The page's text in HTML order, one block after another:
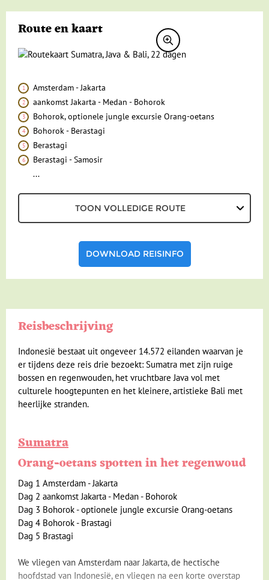
VERTREKDATA/PRIJS
REVIEWS
Accommodatie
Excursies
Maaltijden
Gezondheid
Klimaat en geografie
Reisbegeleiding en gidsen
FAQ
FOTO'S EN VIDEO
Route en kaart
Amsterdam - Jakarta
aankomst Jakarta - Medan - Bohorok
Bohorok, optionele jungle excursie Orang-oetans
Bohorok - Berastagi
Berastagi
Berastagi - Samosir
...
TOON VOLLEDIGE ROUTE
DOWNLOAD REISINFO
Reisbeschrijving
Indonesië bestaat uit ongeveer 14.572 eilanden waarvan je
er tijdens deze reis drie bezoekt: Sumatra met zijn ruige
bossen en regenwouden, het vruchtbare Java vol met
culturele hoogtepunten en het kleinere, artistieke Bali met
heerlijke stranden.
Sumatra
Orang-oetans spotten in het regenwoud
Dag 1 Amsterdam - Jakarta
Dag 2 aankomst Jakarta - Medan - Bohorok
Dag 3 Bohorok - optionele jungle excursie Orang-oetans
Dag 4 Bohorok - Brastagi
Dag 5 Brastagi
We vliegen van Amsterdam naar Jakarta, de hectische
hoofdstad van Indonesië, en vliegen na een korte overstap